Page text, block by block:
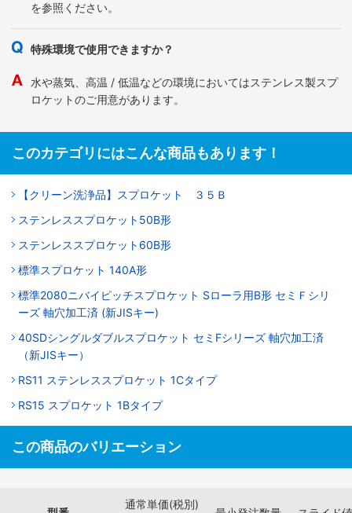
を参照ください。
特殊環境で使用できますか？
水や蒸気、高温 / 低温などの環境においてはステンレス製スプ
ロケットのご用意があります。
このカテゴリにはこんな商品もあります！
【クリーン洗浄品】スプロケット ３５Ｂ
ステンレススプロケット50B形
ステンレススプロケット60B形
標準スプロケット 140A形
標準2080ニバイピッチスプロケット Sローラ用B形 セミＦシリ
ーズ 軸穴加工済 (新JISキー)
40SDシングルダブルスプロケット セミFシリーズ 軸穴加工済
（新JISキー）
RS11 ステンレススプロケット 1Cタイプ
RS15 スプロケット 1Bタイプ
この商品のバリエーション
通常単価(税別)